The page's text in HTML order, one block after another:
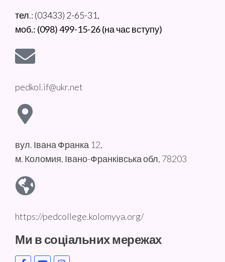
тел.: (03433) 2-65-31,
моб.: (098) 499-15-26 (на час вступу)
pedkol.if@ukr.net
вул. Івана Франка 12,
м. Коломия, Івано-Франківська обл, 78203
https://pedcollege.kolomyya.org/
Ми в соціальних мережах